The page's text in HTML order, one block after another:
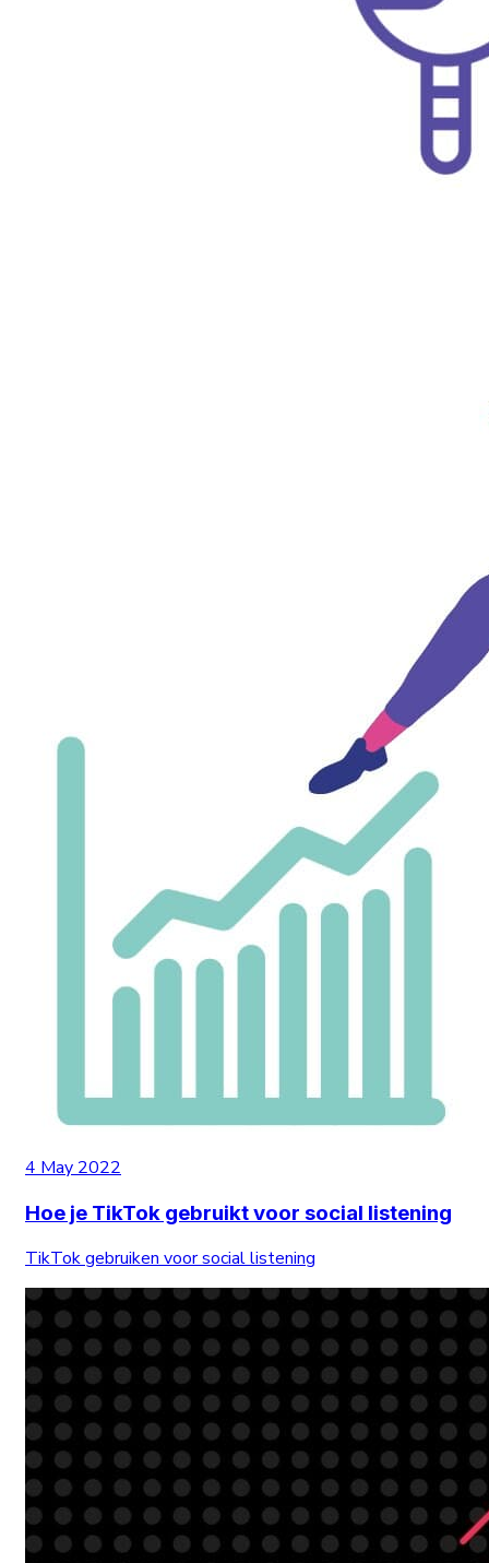
4 May 2022
Hoe je TikTok gebruikt voor social listening
TikTok gebruiken voor social listening